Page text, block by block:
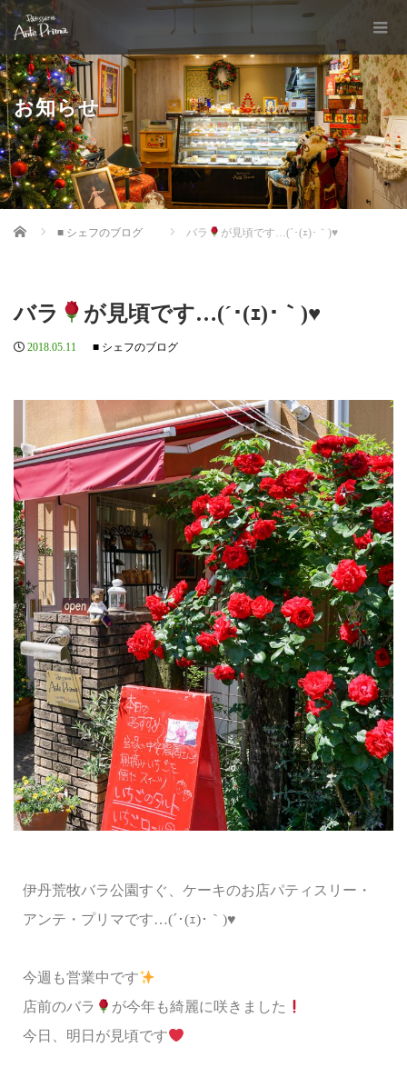
お知らせ
Home ■ シェフのブログ バラ が見頃です…(´･(ｪ)･｀)♥
バラ が見頃です…(´･(ｪ)･｀)♥
2018.05.11 ■ シェフのブログ
伊丹荒牧バラ公園すぐ、ケーキのお店パティスリー・
アンテ・プリマです…(´･(ｪ)･｀)♥
今週も営業中です
店前のバラ
が今年も綺麗に咲きました
今日、明日が見頃です